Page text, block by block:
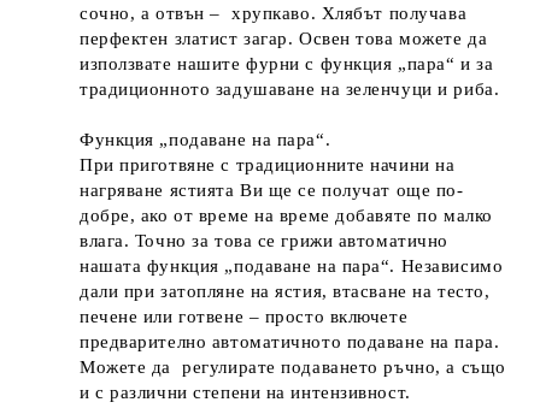
сочно, а отвън – хрупкаво. Хлябът получава
перфектен златист загар. Освен това можете да
използвате нашите фурни с функция „пара“ и за
традиционното задушаване на зеленчуци и риба.
Функция „подаване на пара“.
При приготвяне с традиционните начини на
нагряване ястията Ви ще се получат още по-
добре, ако от време на време добавяте по малко
влага. Точно за това се грижи автоматично
нашата функция „подаване на пара“. Независимо
дали при затопляне на ястия, втасване на тесто,
печене или готвене – просто включете
предварително автоматичното подаване на пара.
Можете да регулирате подаването ръчно, а също
и с различни степени на интензивност.